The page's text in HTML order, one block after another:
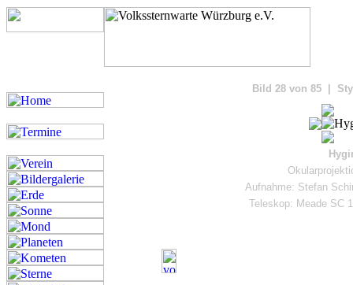
Bild 28 von 85 |
Aufnahme: Stefan
Teleskop: Meade SC